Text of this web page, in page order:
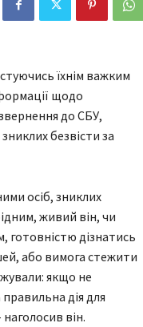
їхнім важким
щодо
до СБУ,
безвісти за
осіб, зниклих
живий він, чи
готовністю дізнатись
або вимога стежити
якщо не
дія для
він.